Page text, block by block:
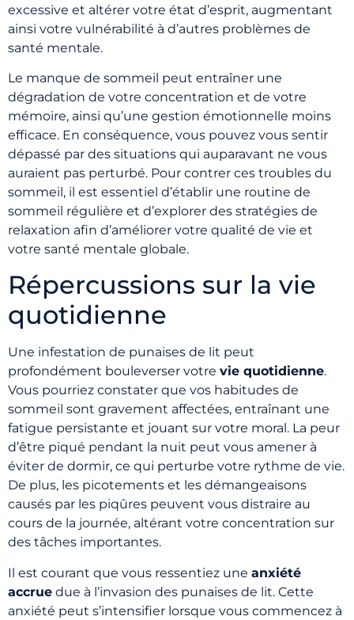
excessive et altérer votre état d’esprit, augmentant
ainsi votre vulnérabilité à d’autres problèmes de
santé mentale.
Le manque de sommeil peut entraîner une
dégradation de votre concentration et de votre
mémoire, ainsi qu’une gestion émotionnelle moins
efficace. En conséquence, vous pouvez vous sentir
dépassé par des situations qui auparavant ne vous
auraient pas perturbé. Pour contrer ces troubles du
sommeil, il est essentiel d’établir une routine de
sommeil régulière et d’explorer des stratégies de
relaxation afin d’améliorer votre qualité de vie et
votre santé mentale globale.
Répercussions sur la vie
quotidienne
Une infestation de punaises de lit peut
profondément bouleverser votre vie quotidienne.
Vous pourriez constater que vos habitudes de
sommeil sont gravement affectées, entraînant une
fatigue persistante et jouant sur votre moral. La peur
d’être piqué pendant la nuit peut vous amener à
éviter de dormir, ce qui perturbe votre rythme de vie.
De plus, les picotements et les démangeaisons
causés par les piqûres peuvent vous distraire au
cours de la journée, altérant votre concentration sur
des tâches importantes.
Il est courant que vous ressentiez une anxiété
accrue due à l’invasion des punaises de lit. Cette
anxiété peut s’intensifier lorsque vous commencez à